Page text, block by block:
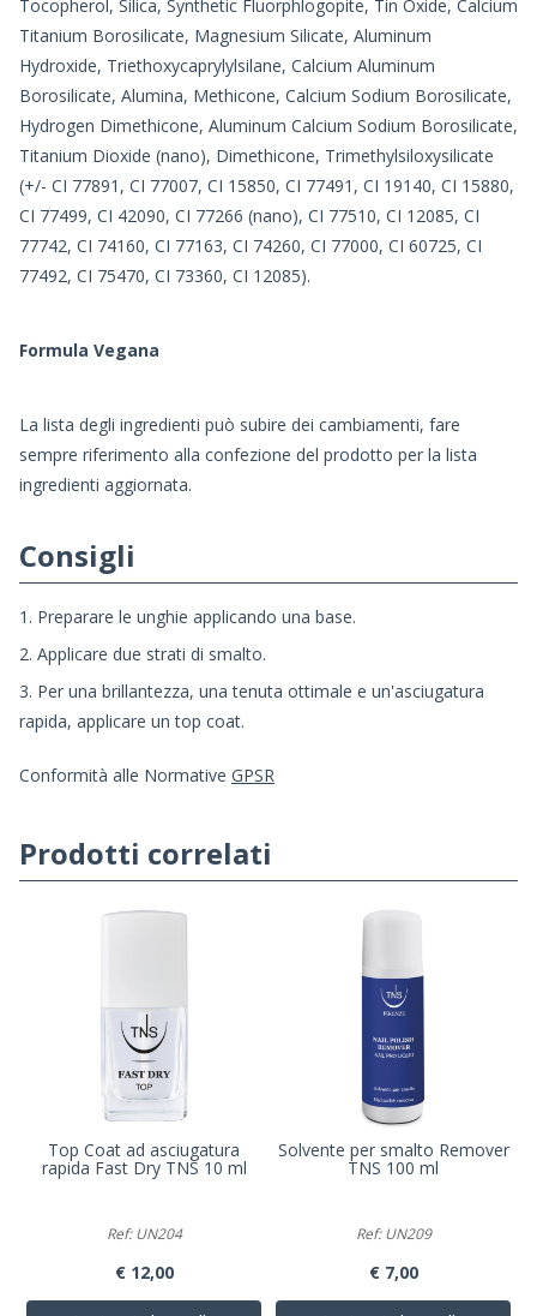
Tocopherol, Silica, Synthetic Fluorphlogopite, Tin Oxide, Calcium
Titanium Borosilicate, Magnesium Silicate, Aluminum
Hydroxide, Triethoxycaprylylsilane, Calcium Aluminum
Borosilicate, Alumina, Methicone, Calcium Sodium Borosilicate,
Hydrogen Dimethicone, Aluminum Calcium Sodium Borosilicate,
Titanium Dioxide (nano), Dimethicone, Trimethylsiloxysilicate
(+/- CI 77891, CI 77007, CI 15850, CI 77491, CI 19140, CI 15880,
CI 77499, CI 42090, CI 77266 (nano), CI 77510, CI 12085, CI
77742, CI 74160, CI 77163, CI 74260, CI 77000, CI 60725, CI
77492, CI 75470, CI 73360, CI 12085).
Formula Vegana
La lista degli ingredienti può subire dei cambiamenti, fare
sempre riferimento alla confezione del prodotto per la lista
ingredienti aggiornata.
Consigli
1. Preparare le unghie applicando una base.
2. Applicare due strati di smalto.
3. Per una brillantezza, una tenuta ottimale e un'asciugatura
rapida, applicare un top coat.
Conformità alle Normative GPSR
Prodotti correlati
Top Coat ad asciugatura
rapida Fast Dry TNS 10 ml
Ref: UN204
€ 12,00
Solvente per smalto Remover
TNS 100 ml
Ref: UN209
€ 7,00